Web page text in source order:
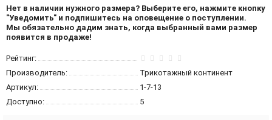
Нет в наличии нужного размера? Выберите его, нажмите кнопку
"Уведомить" и подпишитесь на оповещение о поступлении.
Мы обязательно дадим знать, когда выбранный вами размер
появится в продаже!
Рейтинг:
Производитель:
Трикотажный континент
Артикул:
1-7-13
Доступно:
5